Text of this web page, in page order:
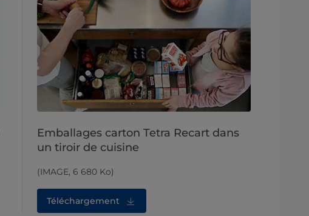
Emballages carton Tetra Recart dans
un tiroir de cuisine
(IMAGE, 6 680 Ko)
Téléchargement